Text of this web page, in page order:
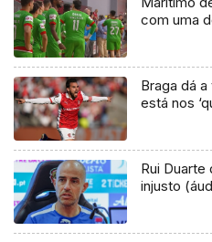
com uma
Braga dá
está nos
Rui
injusto